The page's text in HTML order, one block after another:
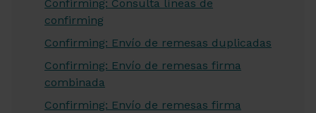
Confirming: Consulta líneas de
confirming
Confirming: Envío de remesas duplicadas
Confirming: Envío de remesas firma
combinada
Confirming: Envío de remesas firma